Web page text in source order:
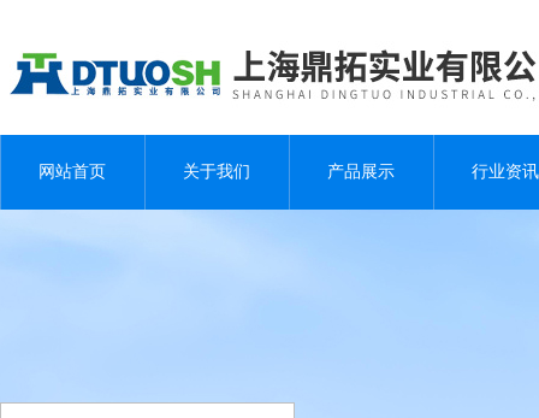
网站首页 关于我们 产品展示 行业资讯